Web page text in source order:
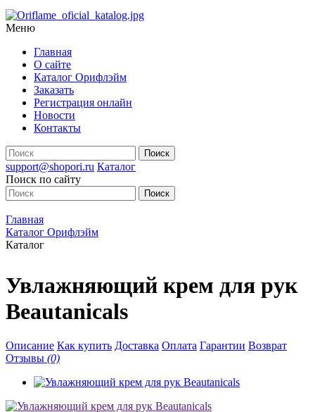
Меню
Главная
О сайте
Каталог Орифлэйм
Заказать
Регистрация онлайн
Новости
Контакты
support@shopori.ru Каталог
Поиск по сайту
Главная
Каталог Орифлэйм
Каталог
Увлажняющий крем для рук
Beautanicals
Описание Как купить Доставка Оплата Гарантии Возврат
Отзывы (0)